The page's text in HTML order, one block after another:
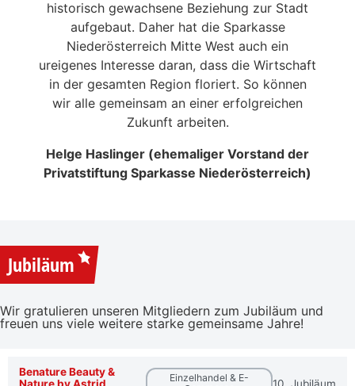
historisch gewachsene Beziehung zur Stadt
aufgebaut. Daher hat die Sparkasse
Niederösterreich Mitte West auch ein
ureigenes Interesse daran, dass die Wirtschaft
in der gesamten Region floriert. So können
wir alle gemeinsam an einer erfolgreichen
Zukunft arbeiten.
Helge Haslinger (ehemaliger Vorstand der
Privatstiftung Sparkasse Niederösterreich)
Jubiläum
Wir gratulieren unseren Mitgliedern zum Jubiläum und
freuen uns viele weitere starke gemeinsame Jahre!
Benature Beauty &
Nature by Astrid
Einzelhandel & E-
10. Jubiläum